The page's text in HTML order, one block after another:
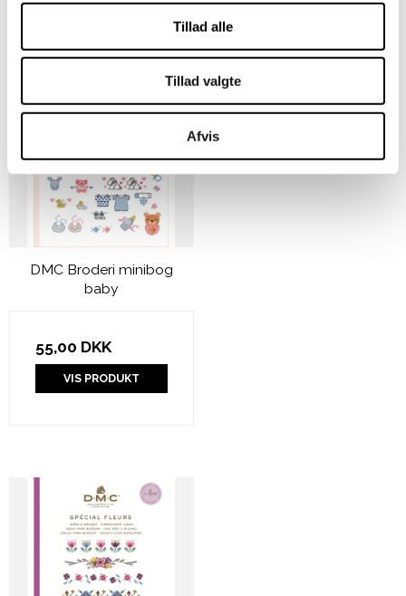
Tillad alle
Tillad valgte
Afvis
DMC Broderi minibog
baby
55,00 DKK
VIS PRODUKT